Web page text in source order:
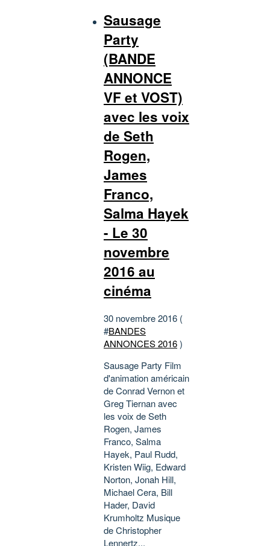
Sausage
Party
(BANDE
ANNONCE
VF et VOST)
avec les voix
de Seth
Rogen,
James
Franco,
Salma Hayek
- Le 30
novembre
2016 au
cinéma
30 novembre 2016 (
#BANDES
ANNONCES 2016)
Sausage Party Film
d'animation américain
de Conrad Vernon et
Greg Tiernan avec
les voix de Seth
Rogen, James
Franco, Salma
Hayek, Paul Rudd,
Kristen Wiig, Edward
Norton, Jonah Hill,
Michael Cera, Bill
Hader, David
Krumholtz Musique
de Christopher
Lennertz...